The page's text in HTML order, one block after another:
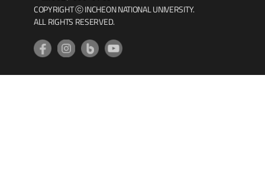
기초교육원
COPYRIGHT ⓒ INCHEON NATIONAL UNIVERSITY.
ALL RIGHTS RESERVED.